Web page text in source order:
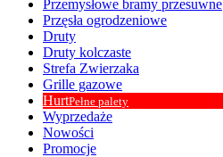
Przemysłowe bramy przesuwne
Przęsła ogrodzeniowe
Druty
Druty kolczaste
Strefa Zwierzaka
Grille gazowe
HurtPełne palety
Wyprzedaże
Nowości
Promocje